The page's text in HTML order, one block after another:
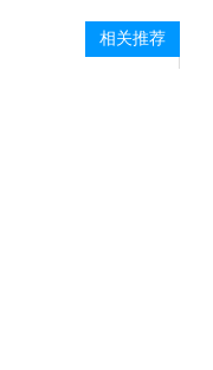
相关推荐